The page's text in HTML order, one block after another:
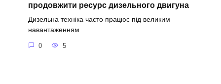
продовжити ресурс дизельного двигуна
Дизельна техніка часто працює під великим
навантаженням
0 5